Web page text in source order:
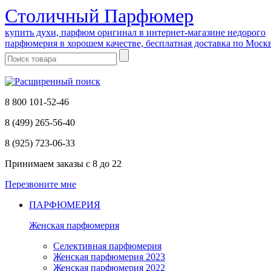
Cтоличный Парфюмер
купить духи, парфюм оригинал в интернет-магазине недорого
парфюмерия в хорошем качестве, бесплатная доставка по
8 800 101-52-46
8 (499) 265-56-40
8 (925) 723-06-33
Принимаем заказы с 8 до 22
Перезвоните мне
ПАРФЮМЕРИЯ
Женская парфюмерия
Селективная парфюмерия
Женская парфюмерия 2023
Женская парфюмерия 2022